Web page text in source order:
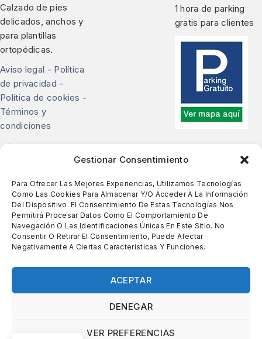
Gestionar Consentimiento
Para Ofrecer Las Mejores Experiencias, Utilizamos Tecnologías
Como Las Cookies Para Almacenar Y/o Acceder A La Información
Del Dispositivo. El Consentimiento De Estas Tecnologías Nos
Permitirá Procesar Datos Como El Comportamiento De
Navegación O Las Identificaciones Únicas En Este Sitio. No
Consentir O Retirar El Consentimiento, Puede Afectar
Negativamente A Ciertas Características Y Funciones.
ACEPTAR
DENEGAR
VER PREFERENCIAS
Calzado de pies
delicados, anchos y
para plantillas
ortopédicas.
Aviso legal - Política
de privacidad -
Política de cookies -
Términos y
condiciones
1 hora de parking
gratis para clientes
Contacte con nosotros
Descubra toda la gama de calzado cómodo y para
plantillas en Zapatería Rody en Barcelona.
Calle de Bailèn, 237, Barcelona
93 213 51 43-644 635 846
zapateriarody@sabateriarody.com
Copyright © 2026 Calçats Rody